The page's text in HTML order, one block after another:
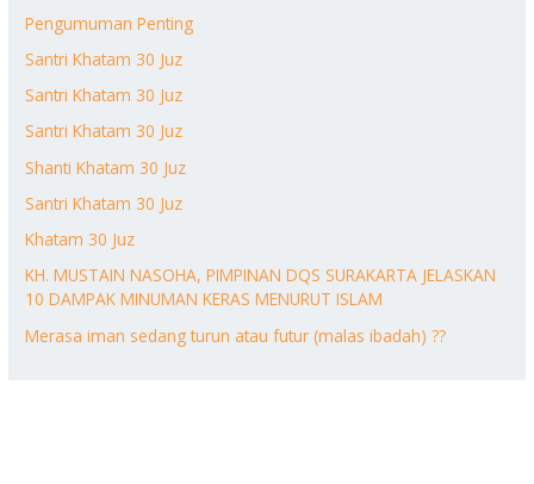
Pengumuman Penting
Santri Khatam 30 Juz
Santri Khatam 30 Juz
Santri Khatam 30 Juz
Shanti Khatam 30 Juz
Santri Khatam 30 Juz
Khatam 30 Juz
KH. MUSTAIN NASOHA, PIMPINAN DQS SURAKARTA JELASKAN
10 DAMPAK MINUMAN KERAS MENURUT ISLAM
Merasa iman sedang turun atau futur (malas ibadah) ??